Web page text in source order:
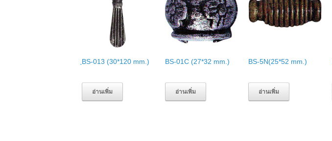
ฺBS-013 (30*120 mm.)
อ่านเพิ่ม
BS-01C (27*32 mm.)
อ่านเพิ่ม
BS-5N(25*52 mm.)
อ่านเพิ่ม